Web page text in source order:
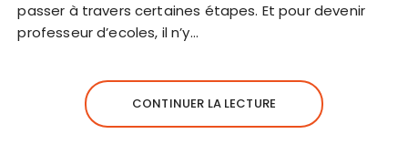
passer à travers certaines étapes. Et pour devenir
professeur d’ecoles, il n’y…
CONTINUER LA LECTURE